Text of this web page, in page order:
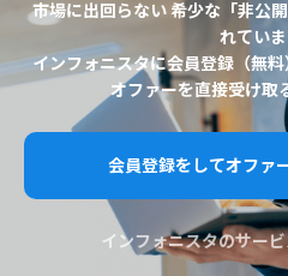
市場に出回らない 希少な「非公
れてい
インフォニスタに会員登録（無
オファーを直接受け取
会員登録をしてオファ
インフォニスタのサー